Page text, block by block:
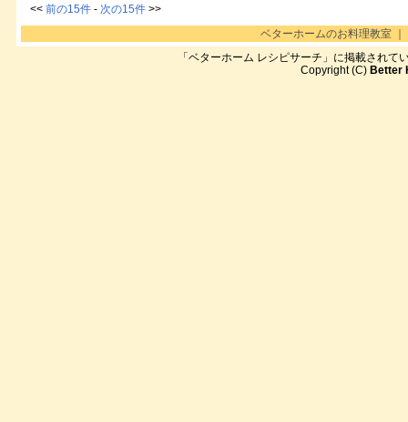
<< 前の15件 - 次の15件 >>
ベターホームのお料理教室
「ベターホーム レシピサーチ」に掲載され
Copyright (C) Better